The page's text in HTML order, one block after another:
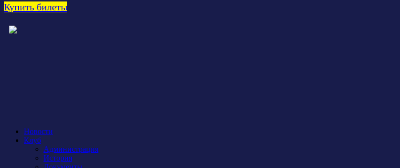
Купить билеты
Новости
Клуб
Администрация
История